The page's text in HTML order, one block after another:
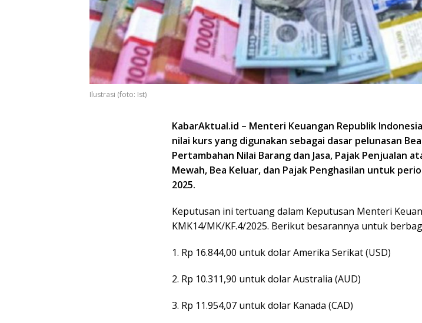
Ilustrasi (foto: Ist)
KabarAktual.id – Menteri Keuangan Republik
nilai kurs yang digunakan sebagai dasar pelunasan
Pertambahan Nilai Barang dan Jasa, Pajak Penjualan
Mewah, Bea Keluar, dan Pajak Penghasilan untuk
2025.
Keputusan ini tertuang dalam Keputusan Menteri
KMK14/MK/KF.4/2025. Berikut besarannya untuk
1. Rp 16.844,00 untuk dolar Amerika Serikat (USD)
2. Rp 10.311,90 untuk dolar Australia (AUD)
3. Rp 11.954,07 untuk dolar Kanada (CAD)